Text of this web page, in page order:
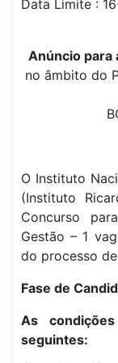
Data Limite :
Anúncio para
no âmbito do
O Instituto
(Instituto
Concurso
Gestão – 1
do processo
Fase de
As
seguintes: